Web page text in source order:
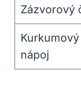
Zázvorový⁣
Kurkumový​
nápoj